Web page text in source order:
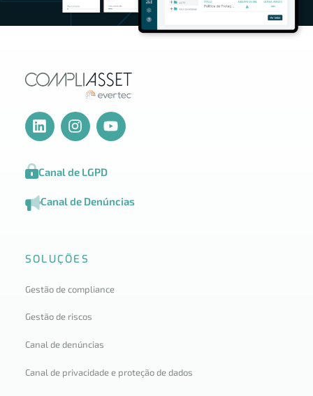
Canal de LGPD
Canal de Denúncias
SOLUÇÕES
Gestão de compliance
Gestão de riscos
Canal de denúncias
Canal de privacidade e proteção de dados